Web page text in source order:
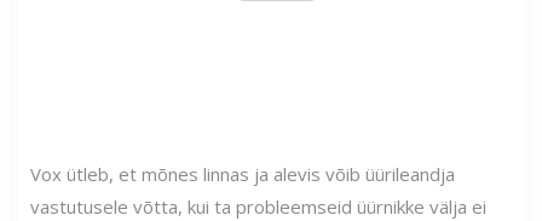
Vox ütleb, et mõnes linnas ja alevis võib üürileandja
vastutusele võtta, kui ta probleemseid üürnikke välja ei